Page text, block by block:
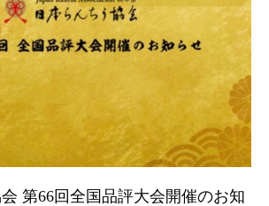
第66回全国品評大会開催のお知